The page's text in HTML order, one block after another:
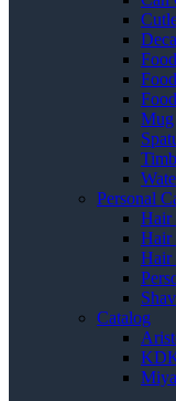
Mug
Personal
Hair
Hair
Hair
Catalog